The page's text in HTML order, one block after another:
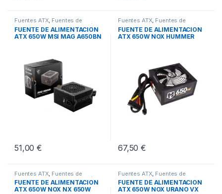
Fuentes ATX, Fuentes de
Alimentación , Pcs Integración
FUENTE DE ALIMENTACION
ATX 650W MSI MAG A650BN
51,00€
Fuentes ATX, Fuentes de
Alimentación , Pcs Integración
FUENTE DE ALIMENTACION
ATX 650W NOX HUMMER
67,50€
Fuentes ATX Fuentes de
Alimentación , Pcs Integración
FUENTE DE ALIMENTACION
ATX 650W NOX NX 650W
Fuentes ATX Fuentes de
Alimentación , Pcs Integración
FUENTE DE ALIMENTACION
ATX 650W NOX URANO VX